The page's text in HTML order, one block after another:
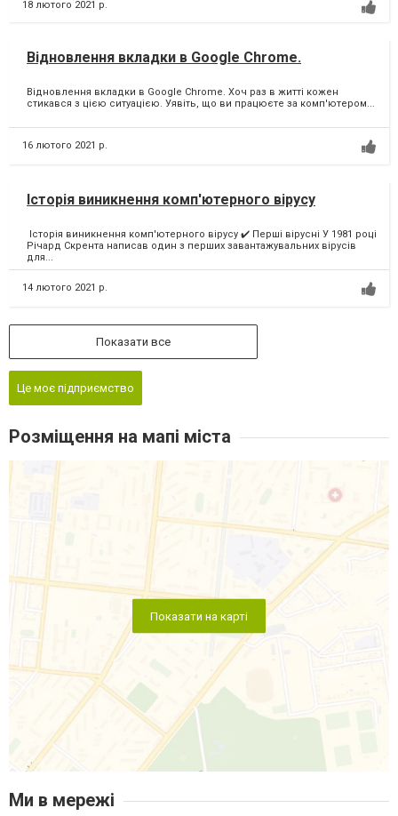
18 лютого 2021 р.
Відновлення вкладки в Google Chrome.
Відновлення вкладки в Google Chrome. Хоч раз в житті кожен
стикався з цією ситуацією. Уявіть, що ви працюєте за комп'ютером...
16 лютого 2021 р.
Історія виникнення комп'ютерного вірусу
Історія виникнення комп'ютерного вірусу ✔️ Перші вірусні У 1981 році
Річард Скрента написав один з перших завантажувальних вірусів
для...
14 лютого 2021 р.
Показати все
Це моє підприємство
Розміщення на мапі міста
Показати на карті
Ми в мережі